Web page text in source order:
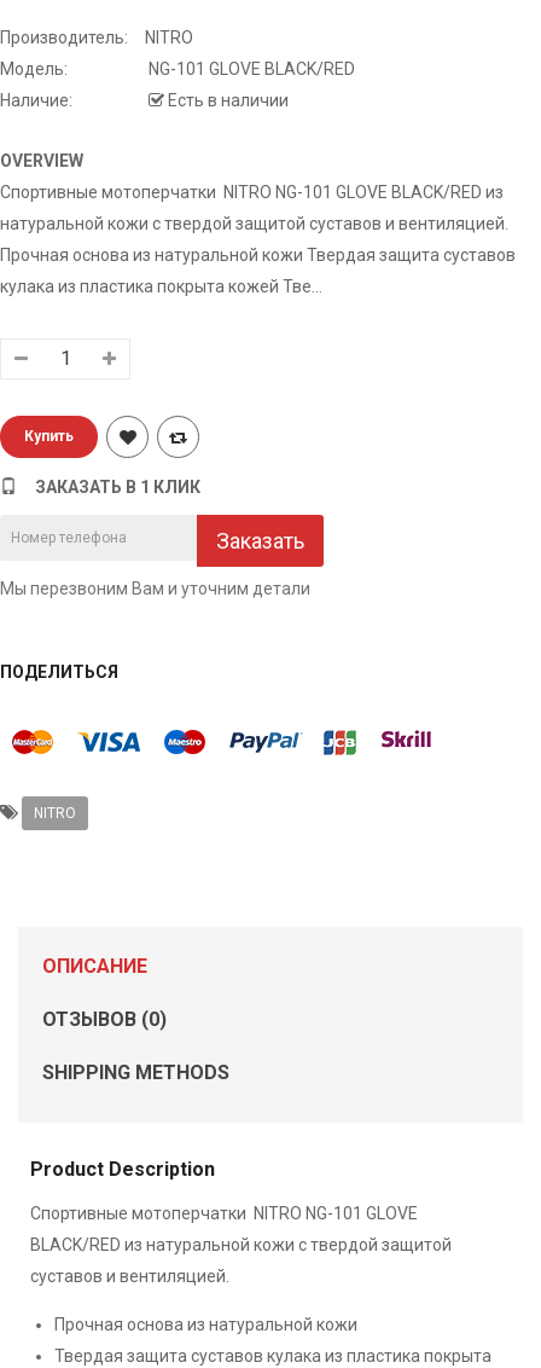
Производитель:
NITRO
Модель:
NG-101 GLOVE BLACK/RED
Наличие:
Есть в наличии
OVERVIEW
Спортивные мотоперчатки NITRO NG-101 GLOVE BLACK/RED из
натуральной кожи с твердой защитой суставов и вентиляцией.
Прочная основа из натуральной кожи Твердая защита суставов
кулака из пластика покрыта кожей Тве...
ЗАКАЗАТЬ В 1 КЛИК
Заказать
Мы перезвоним Вам и уточним детали
ПОДЕЛИТЬСЯ
NITRO
ОПИСАНИЕ
ОТЗЫВОВ (0)
SHIPPING METHODS
Product Description
Спортивные мотоперчатки NITRO NG-101 GLOVE
BLACK/RED из натуральной кожи с твердой защитой
суставов и вентиляцией.
Прочная основа из натуральной кожи
Твердая защита суставов кулака из пластика покрыта